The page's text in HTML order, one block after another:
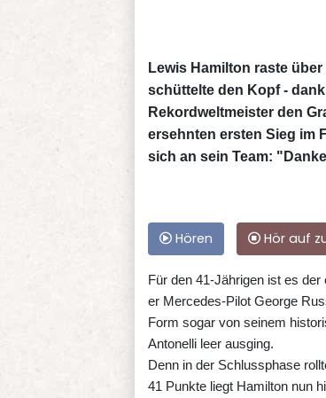
Lewis Hamilton raste
schüttelte den Kopf -
Rekordweltmeister den
ersehnten ersten Sieg im
sich an sein Team:
Hören Hör auf
Für den 41-Jährigen ist es
er Mercedes-Pilot George
Form sogar von seinem
Antonelli leer ausging.
Denn in der Schlussphase
41 Punkte liegt Hamilton nun